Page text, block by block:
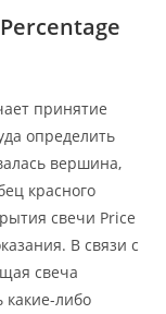
принятие
определить
вершина,
красного
свечи Price
В связи с
свеча
какие-либо